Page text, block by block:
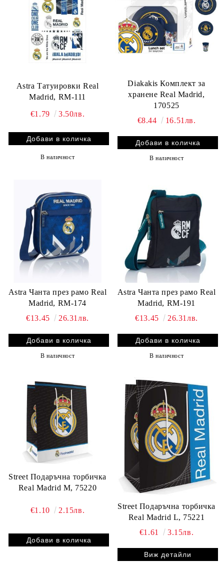
Astra Татуировки Real
Madrid, RM-111
€1.79 3.50лв.
В наличност
Diakakis Комплект за
хранене Real Madrid,
170525
€8.44
16.51лв.
В наличност
Astra Чанта през рамо Real
Madrid, RM-174
€13.45
26.31лв.
В наличност
Astra Чанта през рамо Real
Madrid, RM-191
€13.45
26.31лв.
В наличност
Street Подаръчна торбичка
Real Madrid M, 75220
€1.10 2.15лв.
Street Подаръчна торбичка
Real Madrid L, 75221
€1.61
3.15лв.
Виж детайли